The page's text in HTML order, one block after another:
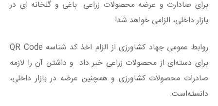
برای صادارت و عرضه محصولات زراعی. باغی و گلخانه ای در
بازار داخلی، الزامی خواهد شد!
روابط عمومی جهاد کشاورزی از الزام اخذ کد شناسه QR Code
برای دسته‌ای از محصولات زراعی خبر داد. و داشتن آن را لازمه
صادرات محصولات کشاورزی و همچنین عرضه در بازار داخلی،
دانسته‌است.